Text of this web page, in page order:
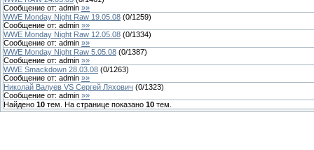
Сообщение от: admin »»
WWE Monday Night Raw 19.05.08 (0/1259)
Сообщение от: admin »»
WWE Monday Night Raw 12.05.08 (0/1334)
Сообщение от: admin »»
WWE Monday Night Raw 5.05.08 (0/1387)
Сообщение от: admin »»
WWE Smackdown 28.03.08 (0/1263)
Сообщение от: admin »»
Николай Валуев VS Сергей Ляхович (0/1323)
Сообщение от: admin »»
Найдено 10 тем. На странице показано 10 тем.